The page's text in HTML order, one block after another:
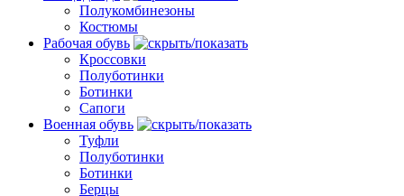
Полукомбинезоны
Костюмы
Рабочая обувь
Кроссовки
Полуботинки
Ботинки
Сапоги
Военная обувь
Туфли
Полуботинки
Ботинки
Берцы